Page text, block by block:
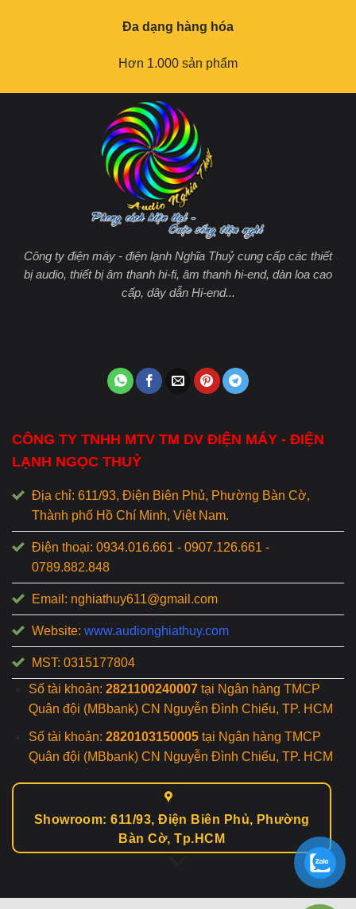
Đa dạng hàng hóa
Hơn 1.000 sản phẩm
Công ty điện máy - điện lạnh Nghĩa Thuỷ cung cấp các thiết
bị audio, thiết bị âm thanh hi-fi, âm thanh hi-end, dàn loa cao
cấp, dây dẫn Hi-end...
CÔNG TY TNHH MTV TM DV ĐIỆN MÁY - ĐIỆN
LẠNH NGỌC THUỶ
Địa chỉ: 611/93, Điện Biên Phủ, Phường Bàn Cờ,
Thành phố Hồ Chí Minh, Việt Nam.
Điện thoại: 0934.016.661 - 0907.126.661 -
0789.882.848
Email: nghiathuy611@gmail.com
Website: www.audionghiathuy.com
MST: 0315177804
Số tài khoản: 2821100240007tại Ngân hàng TMCP
Quân đội (MBbank) CN Nguyễn Đình Chiểu, TP. HCM
Số tài khoản: 2820103150005tại Ngân hàng TMCP
Quân đội (MBbank) CN Nguyễn Đình Chiểu, TP. HCM
Showroom: 611/93, Điện Biên Phủ, Phường
Bàn Cờ, Tp.HCM